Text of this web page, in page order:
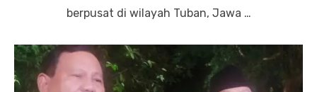
berpusat di wilayah Tuban, Jawa …